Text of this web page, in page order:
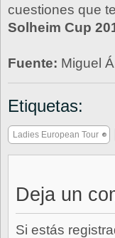
cuestiones que
Solheim Cup
Fuente: Miguel
Etiquetas:
Ladies European Tour
Deja un
Si estás